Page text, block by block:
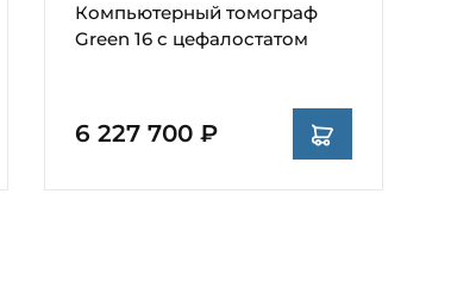
Компьютерный томограф
Green 16 с цефалостатом
6 227 700 ₽